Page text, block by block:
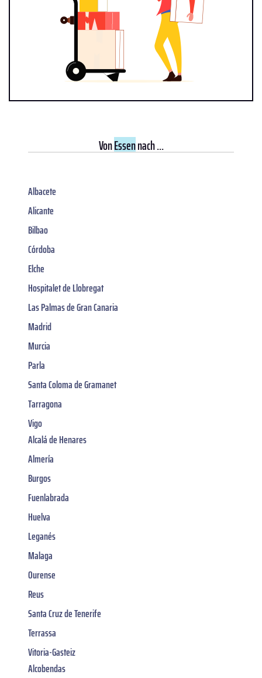
VonEssennach ...
Albacete
Alicante
Bilbao
Córdoba
Elche
Hospitalet de Llobregat
Las Palmas de Gran Canaria
Madrid
Murcia
Parla
Santa Coloma de Gramanet
Tarragona
Vigo
Alcalá de Henares
Almería
Burgos
Fuenlabrada
Huelva
Leganés
Malaga
Ourense
Reus
Santa Cruz de Tenerife
Terrassa
Vitoria-Gasteiz
Alcobendas